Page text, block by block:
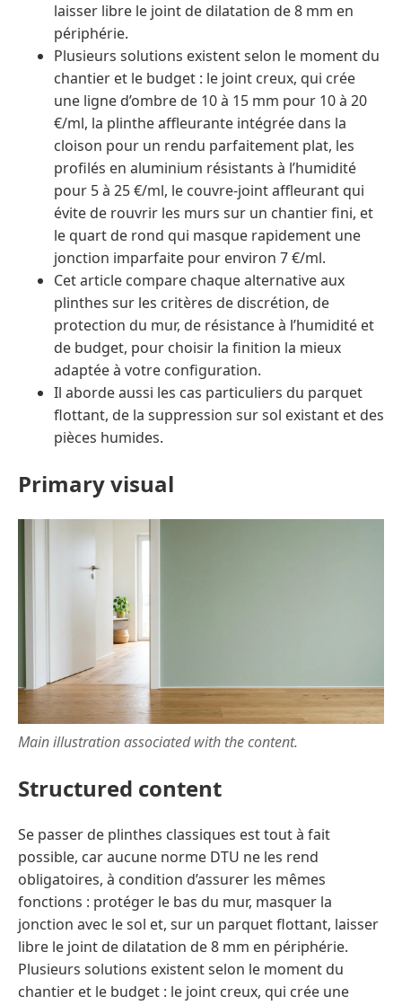
laisser libre le joint de dilatation de 8 mm en
périphérie.
Plusieurs solutions existent selon le moment du
chantier et le budget : le joint creux, qui crée
une ligne d’ombre de 10 à 15 mm pour 10 à 20
€/ml, la plinthe affleurante intégrée dans la
cloison pour un rendu parfaitement plat, les
profilés en aluminium résistants à l’humidité
pour 5 à 25 €/ml, le couvre-joint affleurant qui
évite de rouvrir les murs sur un chantier fini, et
le quart de rond qui masque rapidement une
jonction imparfaite pour environ 7 €/ml.
Cet article compare chaque alternative aux
plinthes sur les critères de discrétion, de
protection du mur, de résistance à l’humidité et
de budget, pour choisir la finition la mieux
adaptée à votre configuration.
Il aborde aussi les cas particuliers du parquet
flottant, de la suppression sur sol existant et des
pièces humides.
Primary visual
Main illustration associated with the content.
Structured content
Se passer de plinthes classiques est tout à fait
possible, car aucune norme DTU ne les rend
obligatoires, à condition d’assurer les mêmes
fonctions : protéger le bas du mur, masquer la
jonction avec le sol et, sur un parquet flottant, laisser
libre le joint de dilatation de 8 mm en périphérie.
Plusieurs solutions existent selon le moment du
chantier et le budget : le joint creux, qui crée une